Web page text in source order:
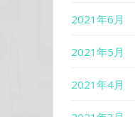
2021年6月
2021年5月
2021年4月